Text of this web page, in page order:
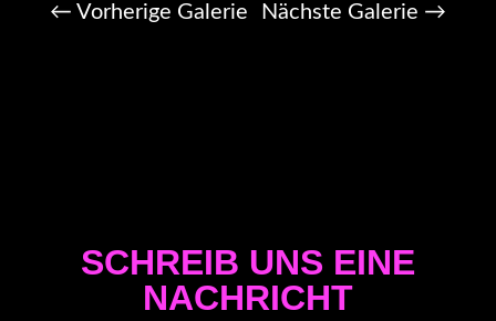
← Vorherige Galerie Nächste Galerie →
SCHREIB UNS EINE
NACHRICHT